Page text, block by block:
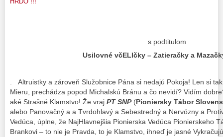
s podtitulom
Usilovné včELIčky – Zatieračky a
. Altruistky a zároveň Služobnice Pána si nedajú Pokoja! Len si
Mieru, prechádza popod Michalskú Bránu a čo nevidí? Vidím
aké Strašné Klamstvo! Že vraj PT SNP(Pioniersky Tábor
alebo Panovačný a a Tvrdohlavý a Sebestredný a Nervózny a
Vedúca, úplne, že NajHlavnejšia Pionierska Vedúca Pionierskeho
Brankovi – to nie je Pravda, to je Klamstvo, ihneď je jasné